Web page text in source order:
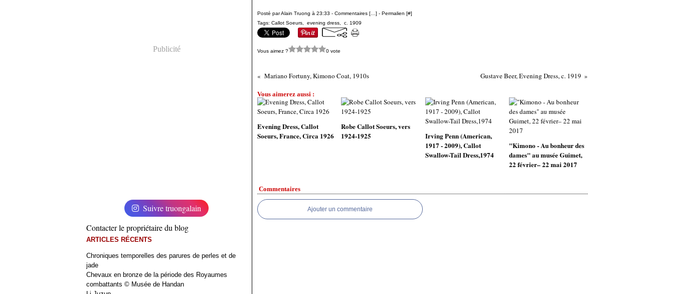
Publicité
Suivre truongalain
Contacter le propriétaire du blog
ARTICLES RÉCENTS
Chroniques temporelles des parures de perles et de
jade
Chevaux en bronze de la période des Royaumes
combattants © Musée de Handan
Posté par Alain Truong à 23:33 - Commentaires [ ] - Permalien [#]
Tags: Callot Soeurs evening dress c. 1909
Vous aimez ? 0 vote
Mariano Fortuny, Kimono Coat, 1910s Gustave Beer, Evening Dress, c. 1919
Vous aimerez aussi :
Evening Dress, Callot
Soeurs, France, Circa 1926
Robe Callot Soeurs, vers
1924-1925
Irving Penn (American,
1917 - 2009), Callot
Swallow-Tail Dress,1974
"Kimono - Au bonheur des
dames" au musée Guimet,
22 février– 22 mai 2017
Commentaires
Ajouter un commentaire